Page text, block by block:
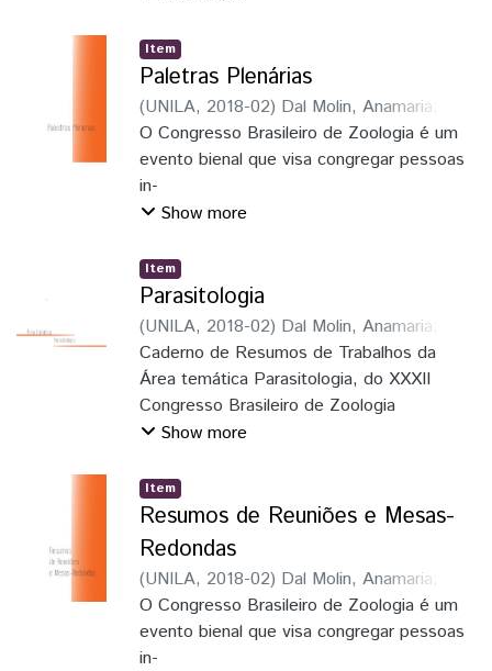
Item
Paletras Plenárias
(UNILA, 2018-02) Dal Molin, Anamaria
Molin, Anamaria;Soares, Elaine Della
Giustina;Schmitz, Hermes José; Faria
Junior, Luiz Roberto Ribeiro
Roberto ;Löwenberg Neto, Peter
O Congresso Brasileiro de Zoologia é um
evento bienal que visa congregar pessoas
in-
teressadas em estudos zoológicos
pesquisa-
dores); promover, incentivar e divulgar os
avanços nos estudos da fauna neotropical;
incrementar a formação e o
reconhecimento do zoólogo como
elemento indispensável no inventário e
estudo do patrimônio natural dos países,
com maior diversi-
dade de espécies no mundo
Show more
Item
Parasitologia
(UNILA, 2018-02) Dal Molin, Anamaria
Soares, Elaine Della Giustina;Schmitz,
Hermes José; Faria Junior, Luiz Roberto
Ribeiro;Pie, Marcio Roberto;Löwenberg
Neto, Peter
Caderno de Resumos de Trabalhos da
Área temática Parasitologia, do XXXII
Congresso Brasileiro de Zoologia
Show more
Item
Resumos de Reuniões e Mesas-
Redondas
(UNILA, 2018-02) Dal Molin, Anamaria
Molin, Anamaria;Soares, Elaine Della
Giustina;Schmitz, Hermes José; Faria
Junior, Luiz Roberto Ribeiro
O Congresso Brasileiro de Zoologia é um
evento bienal que visa congregar pessoas
in-